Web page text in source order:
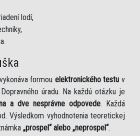
lodí,
formou elektronického testu v
úradu. Na každú otázku je
a dve nesprávne odpovede. Každá
Výsledkom vyhodnotenia teoretickej
„prospel“ alebo „neprospel“.